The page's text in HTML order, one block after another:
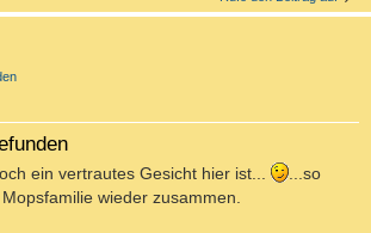
ein vertrautes Gesicht hier ist...
...so
wieder zusammen.